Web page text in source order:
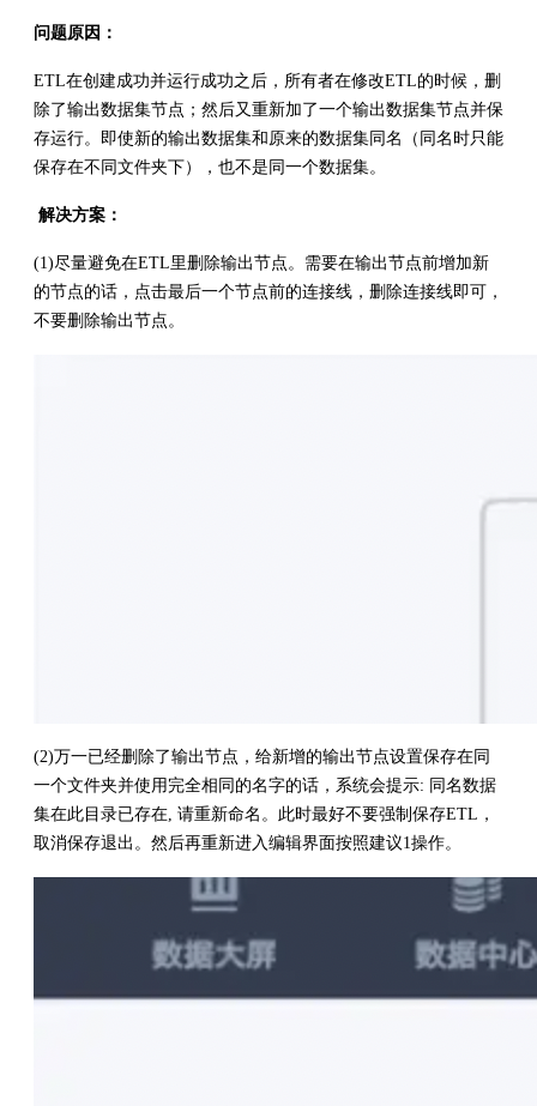
问题原因：
ETL在创建成功并运行成功之后，所有者在修改ETL的时候，删
除了输出数据集节点；然后又重新加了一个输出数据集节点并保
存运行。即使新的输出数据集和原来的数据集同名（同名时只能
保存在不同文件夹下），也不是同一个数据集。
解决方案：
(1)尽量避免在ETL里删除输出节点。需要在输出节点前增加新
的节点的话，点击最后一个节点前的连接线，删除连接线即可，
不要删除输出节点。
(2)万一已经删除了输出节点，给新增的输出节点设置保存在同
一个文件夹并使用完全相同的名字的话，系统会提示: 同名数据
集在此目录已存在, 请重新命名。此时最好不要强制保存ETL，
取消保存退出。然后再重新进入编辑界面按照建议1操作。